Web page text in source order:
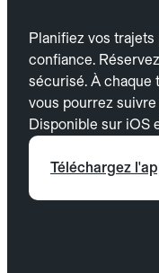
Planifiez vos
confiance.
sécurisé. À chaque
vous pourrez
Disponible sur iOS
Téléchargez